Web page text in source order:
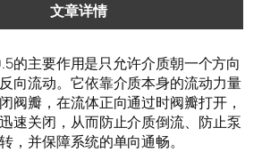
文章详情
的主要作用是只允许介质朝一个方向
向流动。它依靠介质本身的流动力量
阀瓣，在流体正向通过时阀瓣打开，
速关闭，从而防止介质倒流、防止泵
，并保障系统的单向通畅。